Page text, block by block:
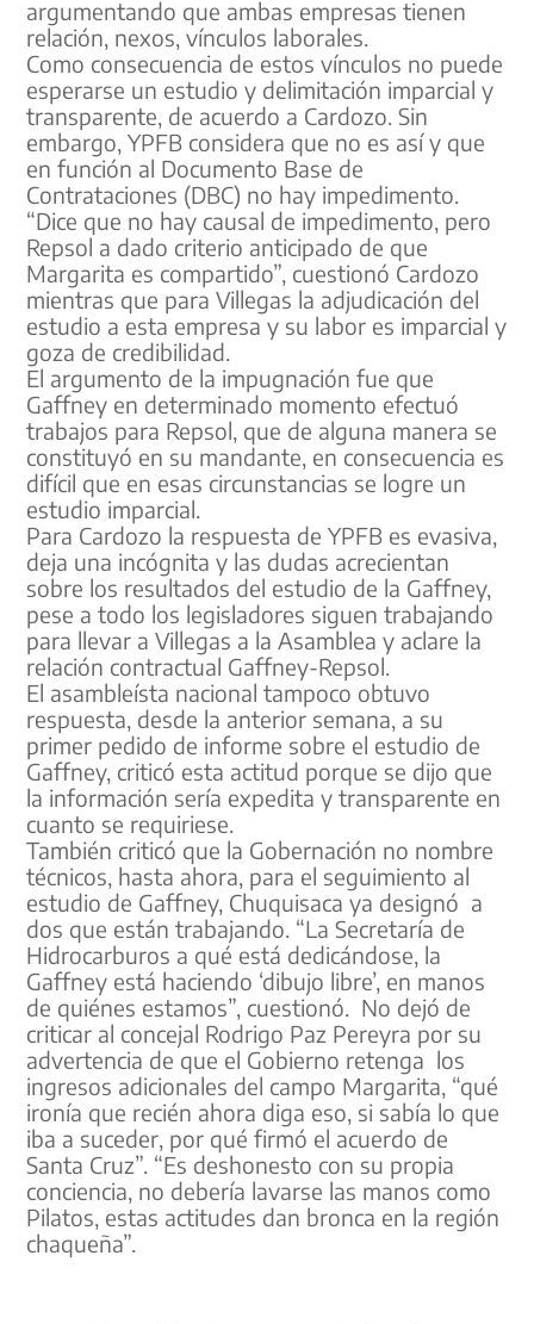
argumentando que ambas empresas tienen
relación, nexos, vínculos laborales.
Como consecuencia de estos vínculos no puede
esperarse un estudio y delimitación imparcial y
transparente, de acuerdo a Cardozo. Sin
embargo, YPFB considera que no es así y que
en función al Documento Base de
Contrataciones (DBC) no hay impedimento.
“Dice que no hay causal de impedimento, pero
Repsol a dado criterio anticipado de que
Margarita es compartido”, cuestionó Cardozo
mientras que para Villegas la adjudicación del
estudio a esta empresa y su labor es imparcial y
goza de credibilidad.
El argumento de la impugnación fue que
Gaffney en determinado momento efectuó
trabajos para Repsol, que de alguna manera se
constituyó en su mandante, en consecuencia es
difícil que en esas circunstancias se logre un
estudio imparcial.
Para Cardozo la respuesta de YPFB es evasiva,
deja una incógnita y las dudas acrecientan
sobre los resultados del estudio de la Gaffney,
pese a todo los legisladores siguen trabajando
para llevar a Villegas a la Asamblea y aclare la
relación contractual Gaffney-Repsol.
El asambleísta nacional tampoco obtuvo
respuesta, desde la anterior semana, a su
primer pedido de informe sobre el estudio de
Gaffney, criticó esta actitud porque se dijo que
la información sería expedita y transparente en
cuanto se requiriese.
También criticó que la Gobernación no nombre
técnicos, hasta ahora, para el seguimiento al
estudio de Gaffney, Chuquisaca ya designó a
dos que están trabajando. “La Secretaría de
Hidrocarburos a qué está dedicándose, la
Gaffney está haciendo ‘dibujo libre’, en manos
de quiénes estamos”, cuestionó. No dejó de
criticar al concejal Rodrigo Paz Pereyra por su
advertencia de que el Gobierno retenga los
ingresos adicionales del campo Margarita, “qué
ironía que recién ahora diga eso, si sabía lo que
iba a suceder, por qué firmó el acuerdo de
Santa Cruz”. “Es deshonesto con su propia
conciencia, no debería lavarse las manos como
Pilatos, estas actitudes dan bronca en la región
chaqueña”.